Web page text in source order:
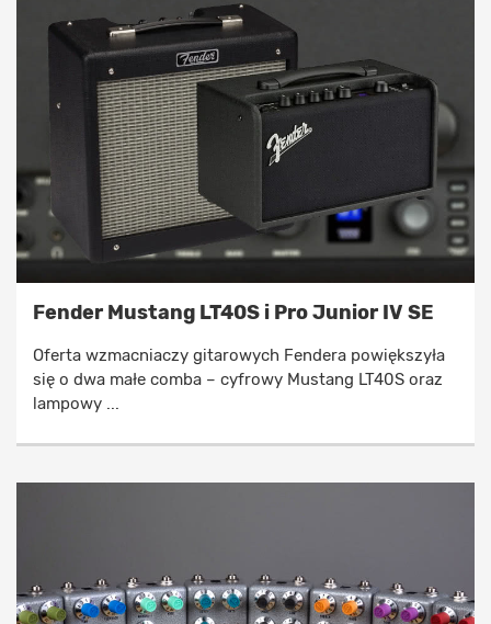
Fender Mustang LT40S i Pro Junior IV SE
Oferta wzmacniaczy gitarowych Fendera powiększyła
się o dwa małe comba – cyfrowy Mustang LT40S oraz
lampowy ...